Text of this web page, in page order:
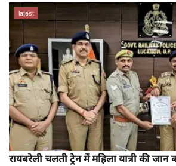
latest
रायबरेली चलती ट्रेन में महिला यात्री की